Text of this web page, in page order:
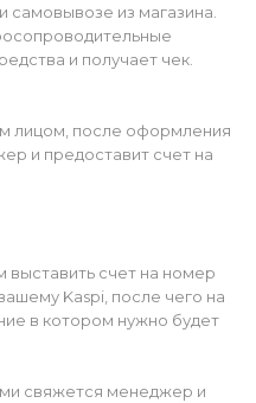
самовывозе из магазина.
и получает чек.
лицом, после оформления
и предоставит счет на
счет на номер
Kaspi, после чего на
в котором нужно будет
свяжется менеджер и